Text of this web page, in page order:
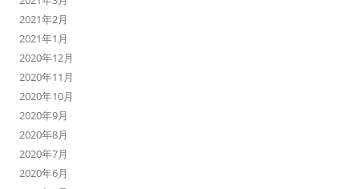
2021年2月
2021年1月
2020年12月
2020年11月
2020年10月
2020年9月
2020年8月
2020年7月
2020年6月